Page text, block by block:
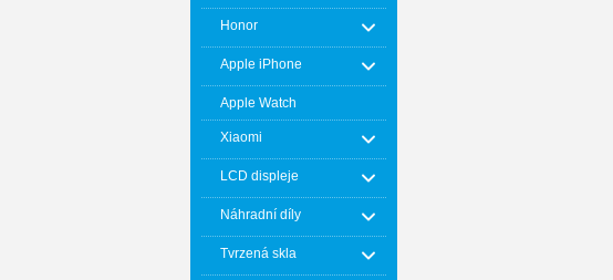
Honor
Apple iPhone
Apple Watch
Xiaomi
LCD displeje
Náhradní díly
Tvrzená skla